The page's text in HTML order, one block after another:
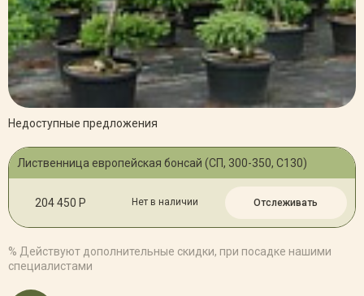
Недоступные предложения
Лиственница европейская бонсай (СП, 300-350, С130)
204 450 Р Нет в наличии Отслеживать
% Действуют дополнительные скидки, при посадке нашими
специалистами